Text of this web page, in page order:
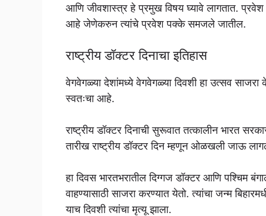
आणि जीवशास्त्र हे प्रमुख विषय घ्यावे लागतात. प्रवेश
आहे जेणेकरुन त्यांचे प्रवेश पक्के समजले जातील.
राष्ट्रीय डॉक्टर दिनाचा इतिहास
वेगवेगळ्या देशांमध्ये वेगवेगळ्या दिवशी हा उत्सव
स्वतःचा आहे.
राष्ट्रीय डॉक्टर दिनाची सुरूवात तत्कालीन भारत
तारीख राष्ट्रीय डॉक्टर दिन म्हणून ओळखली जाऊ
हा दिवस भारतभरातील दिग्गज डॉक्टर आणि पश्चिम
वाहण्यासाठी साजरा करण्यात येतो. त्यांचा जन्म
याच दिवशी त्यांचा मृत्यू झाला.